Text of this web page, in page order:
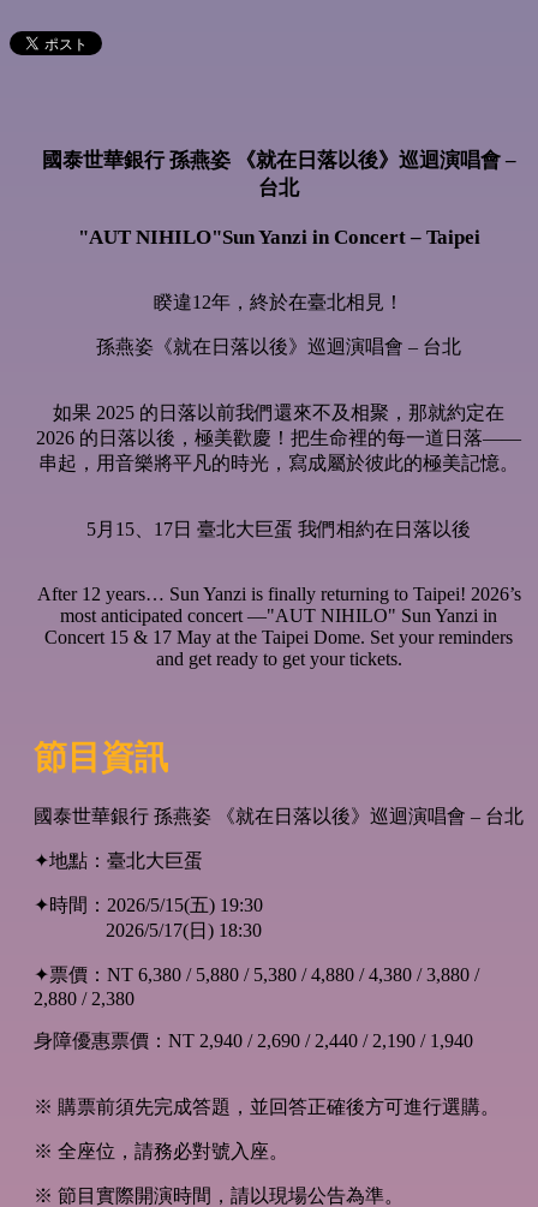
國泰世華銀行 孫燕姿 《就在日落以後》巡迴演唱會 –
台北
"AUT NIHILO"Sun Yanzi in Concert – Taipei
睽違12年，終於在臺北相見！
孫燕姿《就在日落以後》巡迴演唱會 – 台北
如果 2025 的日落以前我們還來不及相聚，那就約定在
2026 的日落以後，極美歡慶！把生命裡的每一道日落——
串起，用音樂將平凡的時光，寫成屬於彼此的極美記憶。
5月15、17日 臺北大巨蛋 我們相約在日落以後
After 12 years… Sun Yanzi is finally returning to Taipei! 2026’s
most anticipated concert —"AUT NIHILO" Sun Yanzi in
Concert 15 & 17 May at the Taipei Dome. Set your reminders
and get ready to get your tickets.
節目資訊
國泰世華銀行 孫燕姿 《就在日落以後》巡迴演唱會 – 台北
✦地點：臺北大巨蛋
✦時間：2026/5/15(五) 19:30
2026/5/17(日) 18:30
✦票價：NT 6,380 / 5,880 / 5,380 / 4,880 / 4,380 / 3,880 /
2,880 / 2,380
身障優惠票價：NT 2,940 / 2,690 / 2,440 / 2,190 / 1,940
※ 購票前須先完成答題，並回答正確後方可進行選購。
※ 全座位，請務必對號入座。
※ 節目實際開演時間，請以現場公告為準。